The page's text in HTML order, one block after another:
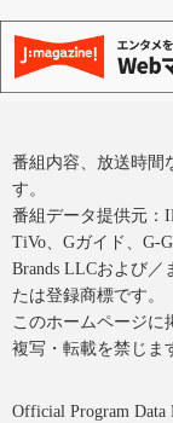
番組内容、放送時間
す。
番組データ提供元：
TiVo、Gガイド、G-
Brands LLCおよび／
たは登録商標です。
このホームページに
複写・転載を禁じま
Official Program Data